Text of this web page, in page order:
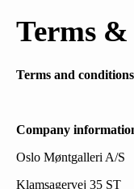
Terms
Terms and conditions
Company
Oslo Møntgalleri A/S
Klamsagervej 35 ST